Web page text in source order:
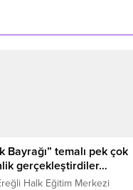
Bayrağı” temalı pek çok
gerçekleştirdiler…
Halk Eğitim Merkezi